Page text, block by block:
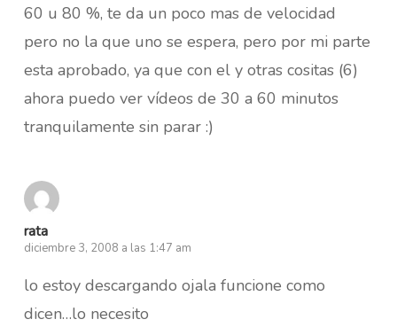
60 u 80 %, te da un poco mas de velocidad
pero no la que uno se espera, pero por mi parte
esta aprobado, ya que con el y otras cositas (6)
ahora puedo ver vídeos de 30 a 60 minutos
tranquilamente sin parar :)
rata
diciembre 3, 2008 a las 1:47 am
lo estoy descargando ojala funcione como
dicen…lo necesito